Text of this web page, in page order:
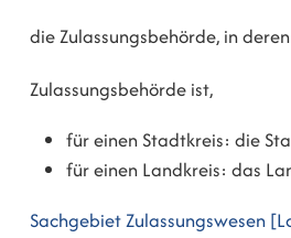
die Zulassungsbehörde, in
Zulassungsbehörde ist,
für einen Stadtkreis: die
für einen Landkreis: das
Sachgebiet Zulassungswesen